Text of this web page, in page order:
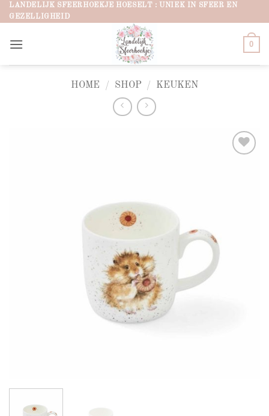
Ga
naar
LANDELIJK SFEERHOEKJE HOESELT : UNIEK IN SFEER EN
GEZELLIGHEID
0
HOME / SHOP / KEUKEN